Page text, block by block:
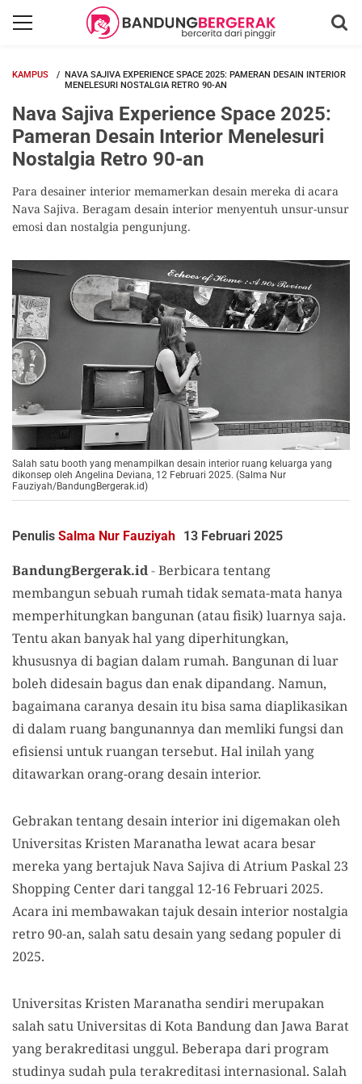
KAMPUS
NAVA SAJIVA EXPERIENCE SPACE 2025: PAMERAN DESAIN INTERIOR
MENELESURI NOSTALGIA RETRO 90-AN
Nava Sajiva Experience Space 2025:
Pameran Desain Interior Menelesuri
Nostalgia Retro 90-an
Para desainer interior memamerkan desain mereka di acara
Nava Sajiva. Beragam desain interior menyentuh unsur-unsur
emosi dan nostalgia pengunjung.
Salah satu booth yang menampilkan desain interior ruang keluarga yang
dikonsep oleh Angelina Deviana, 12 Februari 2025. (Salma Nur
Fauziyah/BandungBergerak.id)
Penulis Salma Nur Fauziyah 13 Februari 2025
BandungBergerak.id-Berbicara tentang
membangun sebuah rumah tidak semata-mata hanya
memperhitungkan bangunan (atau fisik) luarnya saja.
Tentu akan banyak hal yang diperhitungkan,
khususnya di bagian dalam rumah. Bangunan di luar
boleh didesain bagus dan enak dipandang. Namun,
bagaimana caranya desain itu bisa sama diaplikasikan
di dalam ruang bangunannya dan memliki fungsi dan
efisiensi untuk ruangan tersebut. Hal inilah yang
ditawarkan orang-orang desain interior.
Gebrakan tentang desain interior ini digemakan oleh
Universitas Kristen Maranatha lewat acara besar
mereka yang bertajuk Nava Sajiva di Atrium Paskal 23
Shopping Center dari tanggal 12-16 Februari 2025.
Acara ini membawakan tajuk desain interior nostalgia
retro 90-an, salah satu desain yang sedang populer di
2025.
Universitas Kristen Maranatha sendiri merupakan
salah satu Universitas di Kota Bandung dan Jawa Barat
yang berakreditasi unggul. Beberapa dari program
studinya sudah pula terakreditasi internasional. Salah